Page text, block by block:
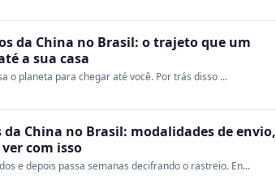
da China no Brasil: o trajeto que um
a sua casa
o planeta para chegar até você. Por trás disso ...
China no Brasil: modalidades de envio,
com isso
e depois passa semanas decifrando o rastreio. En...